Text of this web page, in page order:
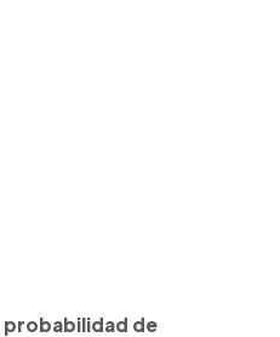
probabilidad de